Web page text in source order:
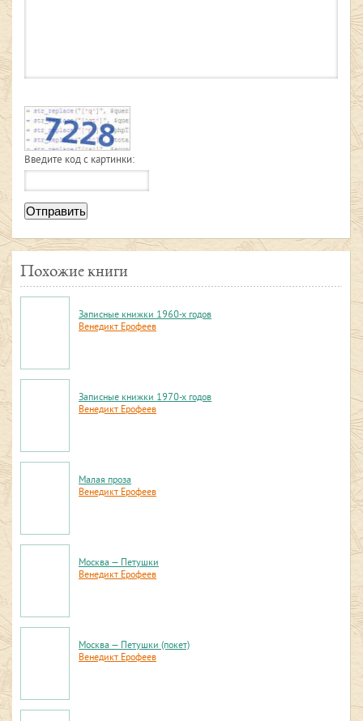
Введите код с картинки:
Отправить
Похожие книги
Записные книжки 1960-х годов
Венедикт Ерофеев
Записные книжки 1970-х годов
Венедикт Ерофеев
Малая проза
Венедикт Ерофеев
Москва — Петушки
Венедикт Ерофеев
Москва — Петушки (покет)
Венедикт Ерофеев